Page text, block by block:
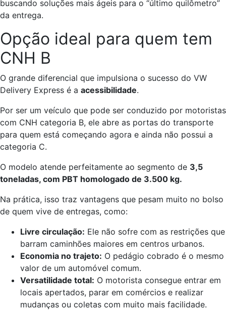
buscando soluções mais ágeis para o “último quilômetro”
da entrega.
Opção ideal para quem tem
CNH B
O grande diferencial que impulsiona o sucesso do VW
Delivery Express é a acessibilidade.
Por ser um veículo que pode ser conduzido por motoristas
com CNH categoria B, ele abre as portas do transporte
para quem está começando agora e ainda não possui a
categoria C.
O modelo atende perfeitamente ao segmento de 3,5
toneladas, com PBT homologado de 3.500 kg.
Na prática, isso traz vantagens que pesam muito no bolso
de quem vive de entregas, como:
Livre circulação: Ele não sofre com as restrições que
barram caminhões maiores em centros urbanos.
Economia no trajeto: O pedágio cobrado é o mesmo
valor de um automóvel comum.
Versatilidade total: O motorista consegue entrar em
locais apertados, parar em comércios e realizar
mudanças ou coletas com muito mais facilidade.